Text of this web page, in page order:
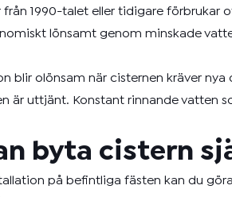
från 1990-talet eller tidigare förbrukar
lönsamt genom minskade
blir olönsam när cisternen kräver
är uttjänt. Konstant rinnande vatten
byta cistern
på befintliga fästen kan du